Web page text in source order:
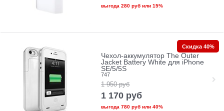
выгода 280 рубили 15%
Чехол-аккумулятор The Outer
Jacket Battery White для iPhone
SE/5/5S
747
1 950 руб
1 170 руб
выгода 780 рубили 40%
Скидка 40%